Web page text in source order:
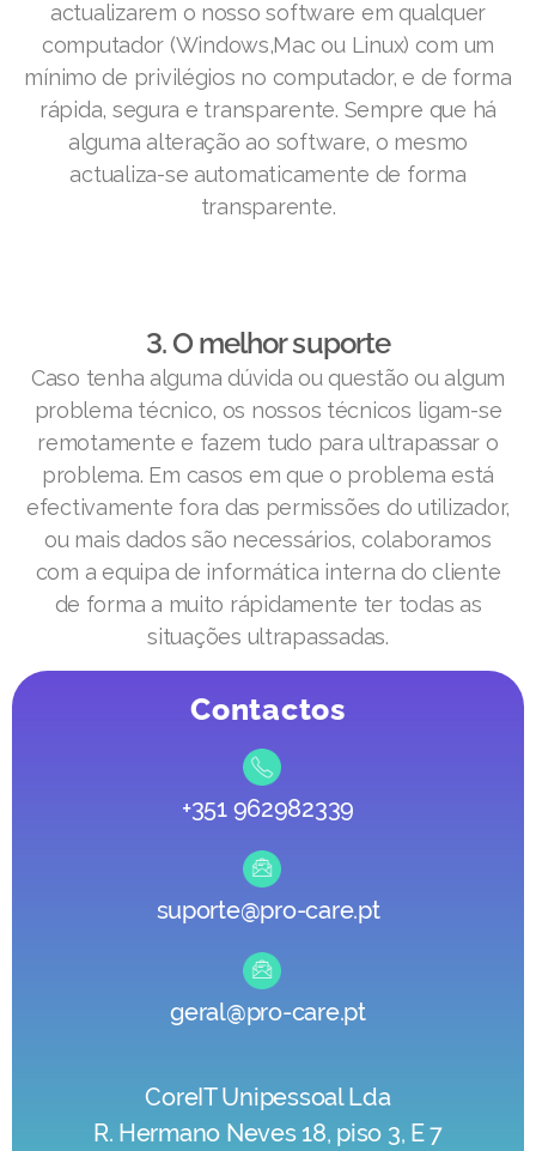
actualizarem o nosso software em qualquer
computador (Windows,Mac ou Linux) com um
mínimo de privilégios no computador, e de forma
rápida, segura e transparente. Sempre que há
alguma alteração ao software, o mesmo
actualiza-se automaticamente de forma
transparente.
3. O melhor suporte
Caso tenha alguma dúvida ou questão ou algum
problema técnico, os nossos técnicos ligam-se
remotamente e fazem tudo para ultrapassar o
problema. Em casos em que o problema está
efectivamente fora das permissões do utilizador,
ou mais dados são necessários, colaboramos
com a equipa de informática interna do cliente
de forma a muito rápidamente ter todas as
situações ultrapassadas.
Contactos
+351 962982339
suporte@pro-care.pt
geral@pro-care.pt
CoreIT Unipessoal Lda
R. Hermano Neves 18, piso 3, E 7